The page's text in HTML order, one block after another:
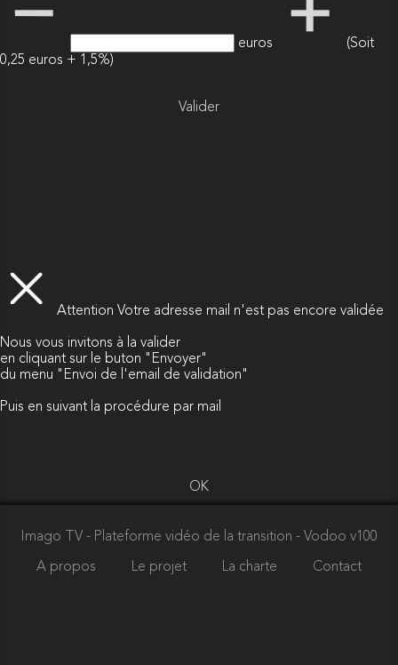
euros
(Soit
0,25 euros + 1,5%)
Valider
Attention Votre adresse mail n'est pas encore validée
Nous vous invitons à la valider
en cliquant sur le buton "Envoyer"
du menu "Envoi de l'email de validation"
Puis en suivant la procédure par mail
OK
Imago TV - Plateforme vidéo de la transition - Vodoo v100
A propos Le projet La charte Contact